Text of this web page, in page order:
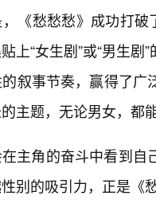
《愁愁愁》成功打破
上“女生剧”或“男生
叙事节奏，赢得了
主题，无论男女，都
主角的奋斗中看到
别的吸引力，正是《